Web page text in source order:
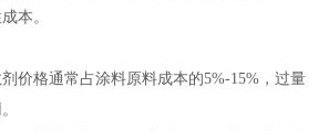
本。
格通常占涂料原料成本的5%-15%，过量